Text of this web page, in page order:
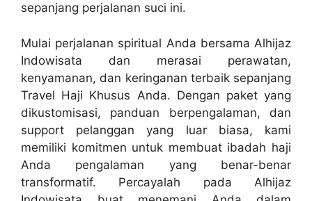
sepanjang perjalanan suci ini.
Mulai perjalanan spiritual Anda bersama Alhijaz
Indowisata dan merasai perawatan,
kenyamanan, dan keringanan terbaik sepanjang
Travel Haji Khusus Anda. Dengan paket yang
dikustomisasi, panduan berpengalaman, dan
support pelanggan yang luar biasa, kami
memiliki komitmen untuk membuat ibadah haji
Anda pengalaman yang benar-benar
transformatif. Percayalah pada Alhijaz